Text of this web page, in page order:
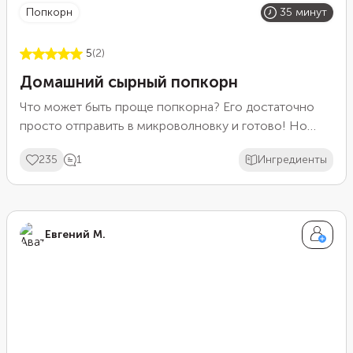
попкорн 35 минут
5(2)
Домашний сырный попкорн
Что может быть проще попкорна? Его достаточно
просто отправить в микроволновку и готово! Но
нет, то можно приготовить домашнюю смесь из
пармезана и специй. Кстати, ее можно сделать
просто посыпьте ей попкорн и хорошенько
встряхните кукурузу.
235 1 Ингредиенты
Евгений М.